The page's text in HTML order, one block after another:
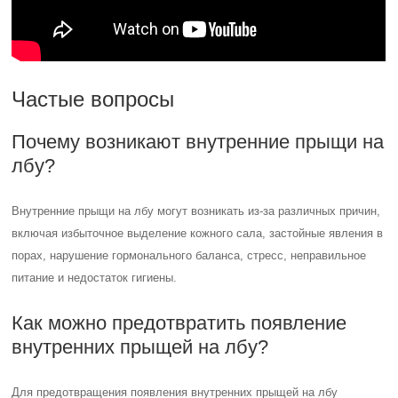
Частые вопросы
Почему возникают внутренние прыщи на
лбу?
Внутренние прыщи на лбу могут возникать из-за различных причин,
включая избыточное выделение кожного сала, застойные явления в
порах, нарушение гормонального баланса, стресс, неправильное
питание и недостаток гигиены.
Как можно предотвратить появление
внутренних прыщей на лбу?
Для предотвращения появления внутренних прыщей на лбу